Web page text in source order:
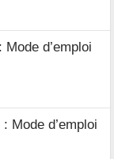
d’emploi
Mode d’emploi